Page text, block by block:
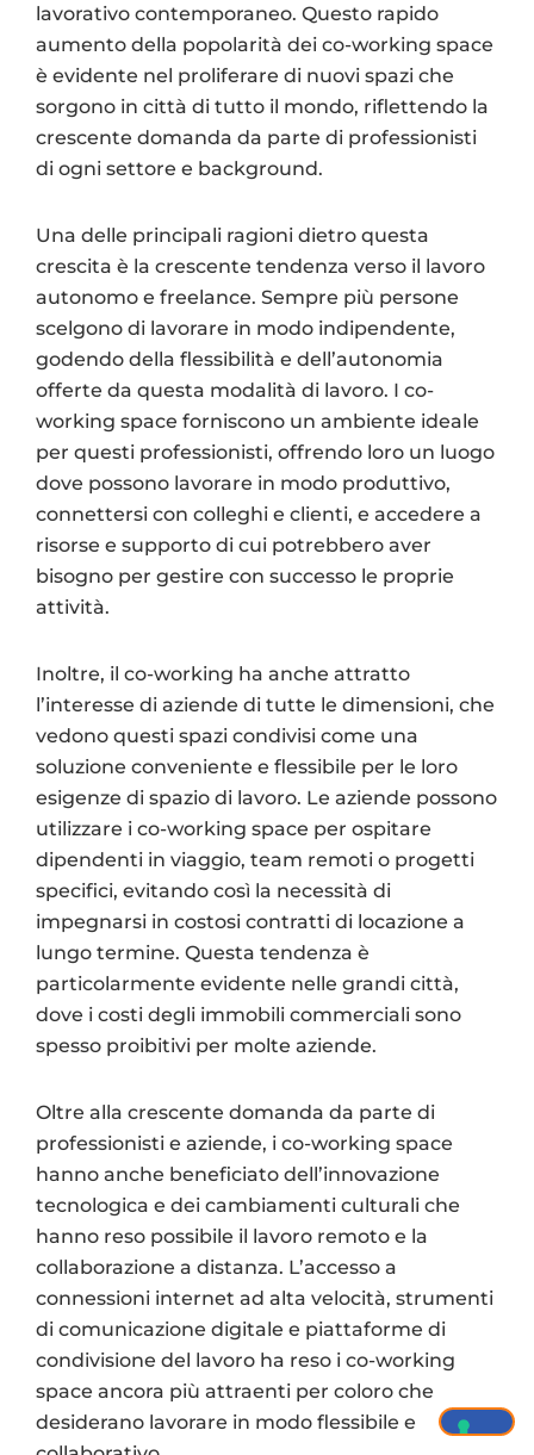
lavorativo contemporaneo. Questo rapido
aumento della popolarità dei co-working space
è evidente nel proliferare di nuovi spazi che
sorgono in città di tutto il mondo, riflettendo la
crescente domanda da parte di professionisti
di ogni settore e background.
Una delle principali ragioni dietro questa
crescita è la crescente tendenza verso il lavoro
autonomo e freelance. Sempre più persone
scelgono di lavorare in modo indipendente,
godendo della flessibilità e dell’autonomia
offerte da questa modalità di lavoro. I co-
working space forniscono un ambiente ideale
per questi professionisti, offrendo loro un luogo
dove possono lavorare in modo produttivo,
connettersi con colleghi e clienti, e accedere a
risorse e supporto di cui potrebbero aver
bisogno per gestire con successo le proprie
attività.
Inoltre, il co-working ha anche attratto
l’interesse di aziende di tutte le dimensioni, che
vedono questi spazi condivisi come una
soluzione conveniente e flessibile per le loro
esigenze di spazio di lavoro. Le aziende possono
utilizzare i co-working space per ospitare
dipendenti in viaggio, team remoti o progetti
specifici, evitando così la necessità di
impegnarsi in costosi contratti di locazione a
lungo termine. Questa tendenza è
particolarmente evidente nelle grandi città,
dove i costi degli immobili commerciali sono
spesso proibitivi per molte aziende.
Oltre alla crescente domanda da parte di
professionisti e aziende, i co-working space
hanno anche beneficiato dell’innovazione
tecnologica e dei cambiamenti culturali che
hanno reso possibile il lavoro remoto e la
collaborazione a distanza. L’accesso a
connessioni internet ad alta velocità, strumenti
di comunicazione digitale e piattaforme di
condivisione del lavoro ha reso i co-working
space ancora più attraenti per coloro che
desiderano lavorare in modo flessibile e